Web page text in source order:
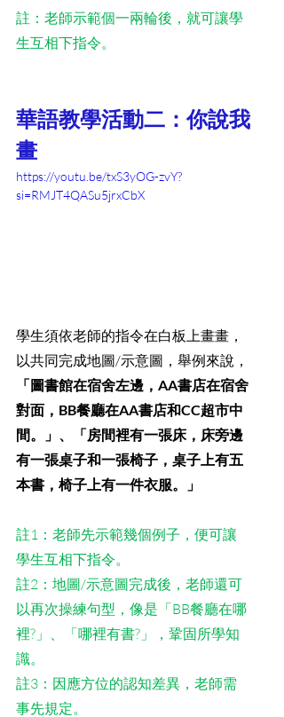
註：老師示範個一兩輪後，就可讓學
生互相下指令。
華語教學活動二：你說我
畫
https://youtu.be/txS3yOG-zvY?
si=RMJT4QASu5jrxCbX
學生須依老師的指令在白板上畫畫，
以共同完成地圖/示意圖，舉例來說，
「圖書館在宿舍左邊，AA書店在宿舍
對面，BB餐廳在AA書店和CC超市中
間。」、「房間裡有一張床，床旁邊
有一張桌子和一張椅子，桌子上有五
本書，椅子上有一件衣服。」
註1：老師先示範幾個例子，便可讓
學生互相下指令。
註2：地圖/示意圖完成後，老師還可
以再次操練句型，像是「BB餐廳在哪
裡?」、「哪裡有書?」，鞏固所學知
識。
註3：因應方位的認知差異，老師需
事先規定。